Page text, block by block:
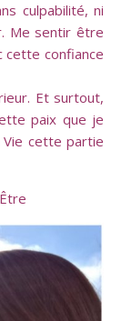
culpabilité, ni
Me sentir être
cette confiance
Et surtout,
paix que je
Vie cette partie